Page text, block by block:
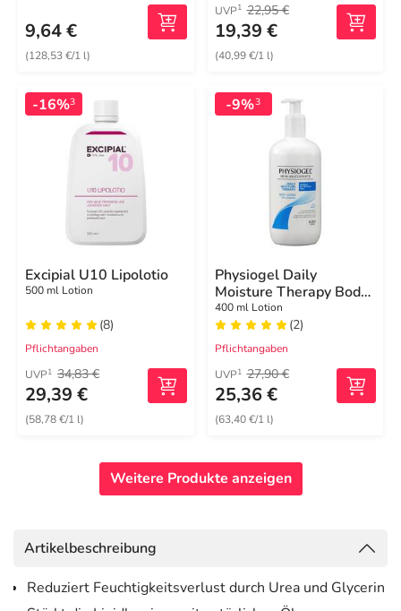
9,64 €
(128,53 €/1 l)
UVP1 22,95 €
19,39 €
(40,99 €/1 l)
-16%3
Excipial U10 Lipolotio
500 ml Lotion
(8)
Pflichtangaben
UVP1 34,83 €
29,39 €
(58,78 €/1 l)
-9%3
Physiogel Daily
Moisture Therapy Body
Lotion für normale bis
trockene Haut
400 ml Lotion
(2)
Pflichtangaben
UVP1 27,90 €
25,36 €
(63,40 €/1 l)
Weitere Produkte anzeigen
Artikelbeschreibung
Reduziert Feuchtigkeitsverlust durch Urea und Glycerin